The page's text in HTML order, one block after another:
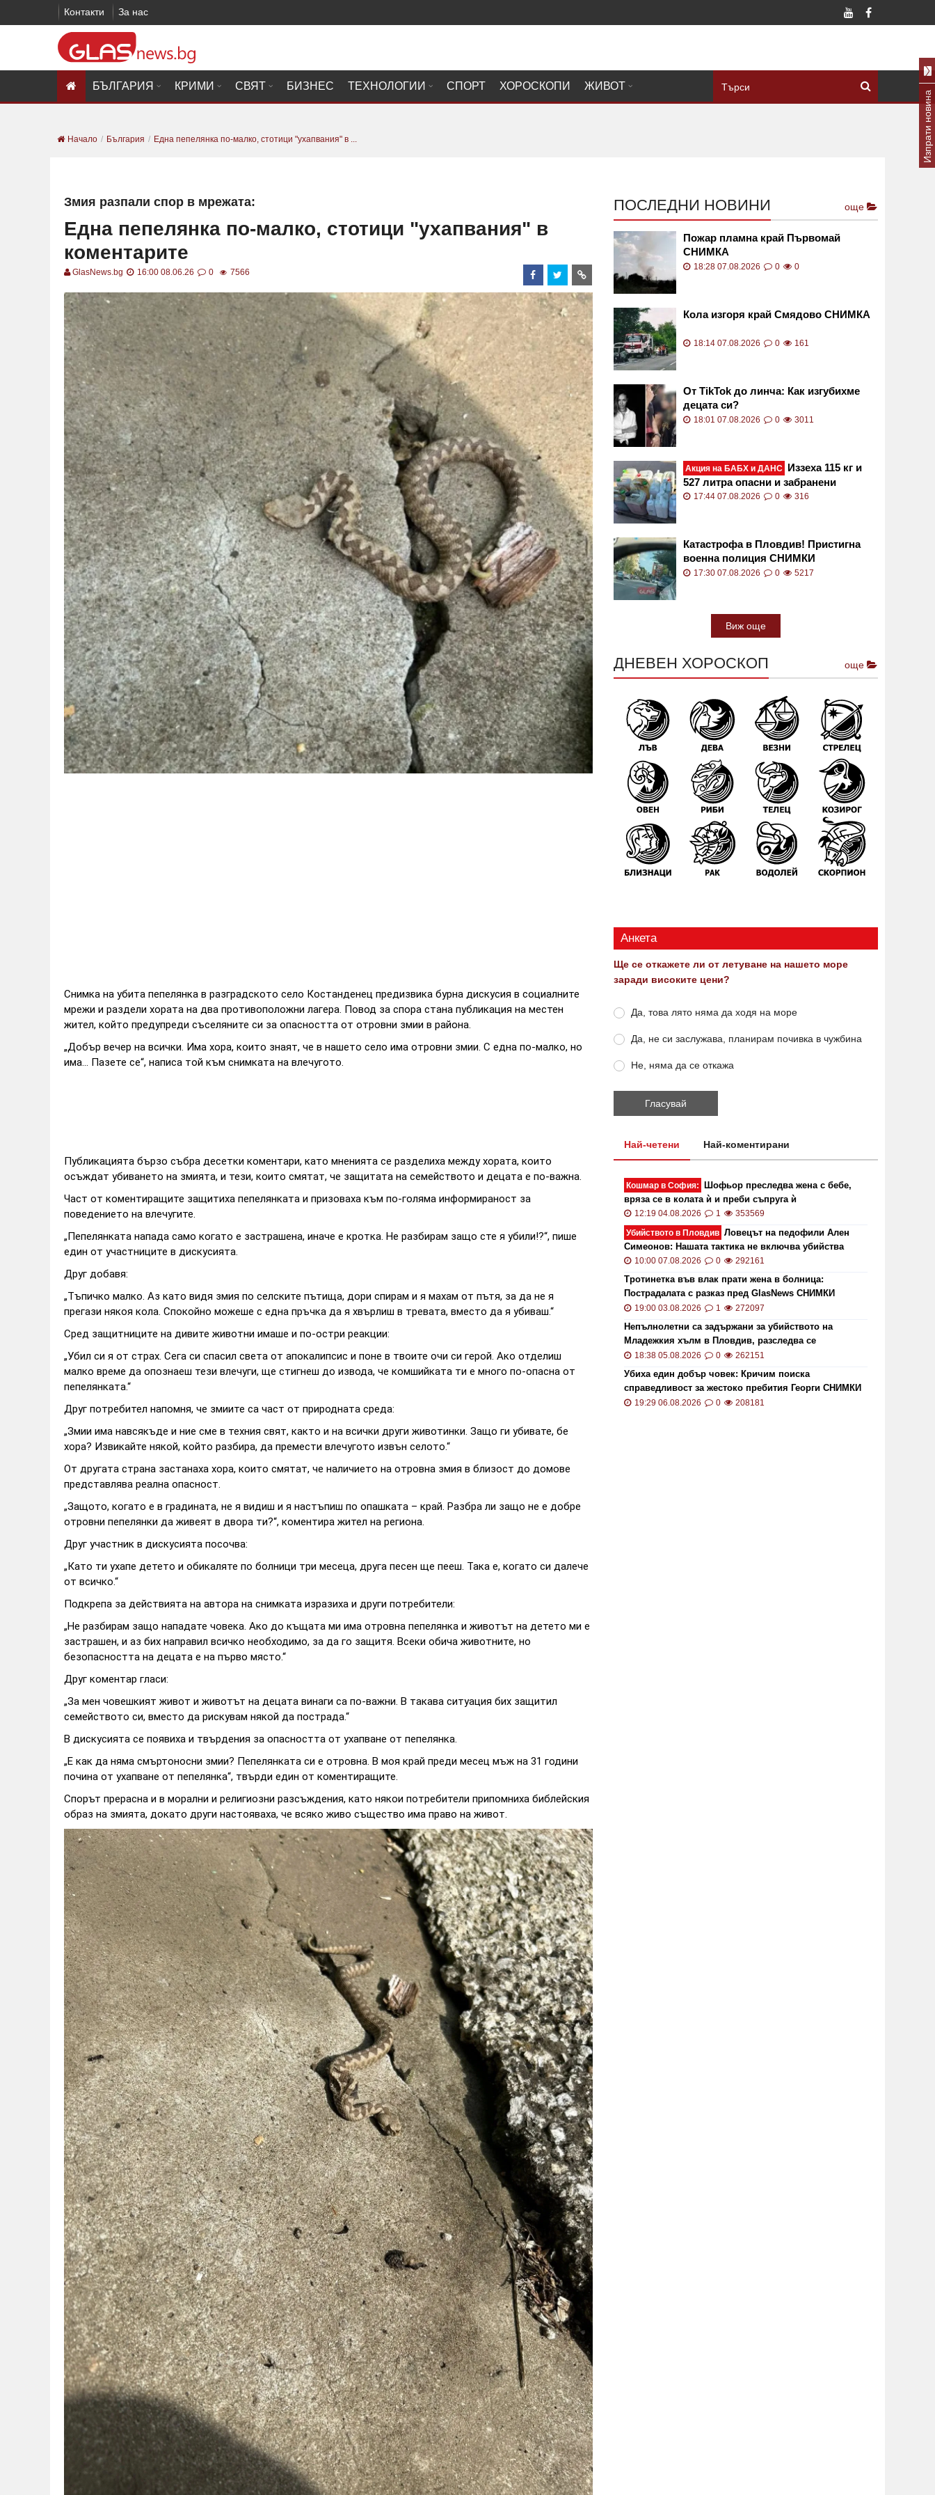
Контакти За нас
БЪЛГАРИЯ КРИМИ СВЯТ БИЗНЕС ТЕХНОЛОГИИ СПОРТ ХОРОСКОПИ ЖИВОТ
Начало България Една пепелянка по-малко, стотици "ухапвания" в ...
Змия разпали спор в мрежата:
Една пепелянка по-малко, стотици "ухапвания" в
коментарите
GlasNews.bg 16:00 08.06.26 0 7566
Снимка на убита пепелянка в разградското село Костанденец предизвика бурна дискусия в социалните
мрежи и раздели хората на два противоположни лагера. Повод за спора стана публикация на местен
жител, който предупреди съселяните си за опасността от отровни змии в района.
„Добър вечер на всички. Има хора, които знаят, че в нашето село има отровни змии. С една по-малко, но
има... Пазете се“, написа той към снимката на влечугото.
Публикацията бързо събра десетки коментари, като мненията се разделиха между хората, които
осъждат убиването на змията, и тези, които смятат, че защитата на семейството и децата е по-важна.
Част от коментиращите защитиха пепелянката и призоваха към по-голяма информираност за
поведението на влечугите.
„Пепелянката напада само когато е застрашена, иначе е кротка. Не разбирам защо сте я убили!?“, пише
един от участниците в дискусията.
Друг добавя:
„Тъпичко малко. Аз като видя змия по селските пътища, дори спирам и я махам от пътя, за да не я
прегази някоя кола. Спокойно можеше с една пръчка да я хвърлиш в тревата, вместо да я убиваш.“
Сред защитниците на дивите животни имаше и по-остри реакции:
„Убил си я от страх. Сега си спасил света от апокалипсис и поне в твоите очи си герой. Ако отделиш
малко време да опознаеш тези влечуги, ще стигнеш до извода, че комшийката ти е много по-опасна от
пепелянката.“
Друг потребител напомня, че змиите са част от природната среда:
„Змии има навсякъде и ние сме в техния свят, както и на всички други животинки. Защо ги убивате, бе
хора? Извикайте някой, който разбира, да премести влечугото извън селото.“
От другата страна застанаха хора, които смятат, че наличието на отровна змия в близост до домове
представлява реална опасност.
„Защото, когато е в градината, не я видиш и я настъпиш по опашката – край. Разбра ли защо не е добре
отровни пепелянки да живеят в двора ти?“, коментира жител на региона.
Друг участник в дискусията посочва:
„Като ти ухапе детето и обикаляте по болници три месеца, друга песен ще пееш. Така е, когато си далече
от всичко.“
Подкрепа за действията на автора на снимката изразиха и други потребители:
„Не разбирам защо нападате човека. Ако до къщата ми има отровна пепелянка и животът на детето ми е
застрашен, и аз бих направил всичко необходимо, за да го защитя. Всеки обича животните, но
безопасността на децата е на първо място.“
Друг коментар гласи:
„За мен човешкият живот и животът на децата винаги са по-важни. В такава ситуация бих защитил
семейството си, вместо да рискувам някой да пострада.“
В дискусията се появиха и твърдения за опасността от ухапване от пепелянка.
„Е как да няма смъртоносни змии? Пепелянката си е отровна. В моя край преди месец мъж на 31 години
почина от ухапване от пепелянка“, твърди един от коментиращите.
Спорът прерасна и в морални и религиозни разсъждения, като някои потребители припомниха библейския
образ на змията, докато други настояваха, че всяко живо същество има право на живот.
ПОСЛЕДНИ НОВИНИ още
Пожар пламна край Първомай
СНИМКА
18:28 07.08.2026 0 0
Кола изгоря край Смядово СНИМКА
18:14 07.08.2026 0 161
От TikTok до линча: Как изгубихме
децата си?
18:01 07.08.2026 0 3011
Акция на БАБХ и ДАНС Иззеха 115 кг и
527 литра опасни и забранени
продукти за растителна защита в
17:44 07.08.2026 0 316
Катастрофа в Пловдив! Пристигна
военна полиция СНИМКИ
17:30 07.08.2026 0 5217
Виж още
ДНЕВЕН ХОРОСКОП още
Анкета
Ще се откажете ли от летуване на нашето море
заради високите цени?
Да, това лято няма да ходя на море
Да, не си заслужава, планирам почивка в чужбина
Не, няма да се откажа
Най-четени Най-коментирани
Кошмар в София:
Шофьор преследва жена с бебе,
вряза се в колата ѝ и преби съпруга ѝ
12:19 04.08.2026 1
353569
Убийството в Пловдив Ловецът на педофили Ален
Симеонов: Нашата тактика не включва убийства
10:00 07.08.2026 0 292161
Тротинетка във влак прати жена в болница:
Пострадалата с разказ пред GlasNews СНИМКИ
19:00 03.08.2026 1 272097
Непълнолетни са задържани за убийството на
Младежкия хълм в Пловдив, разследва се
хомофобски мотив
18:38 05.08.2026 0 262151
Убиха един добър човек: Кричим поиска
справедливост за жестоко пребития Георги СНИМКИ
и ВИДЕО
19:29 06.08.2026 0 208181
Изпрати новина